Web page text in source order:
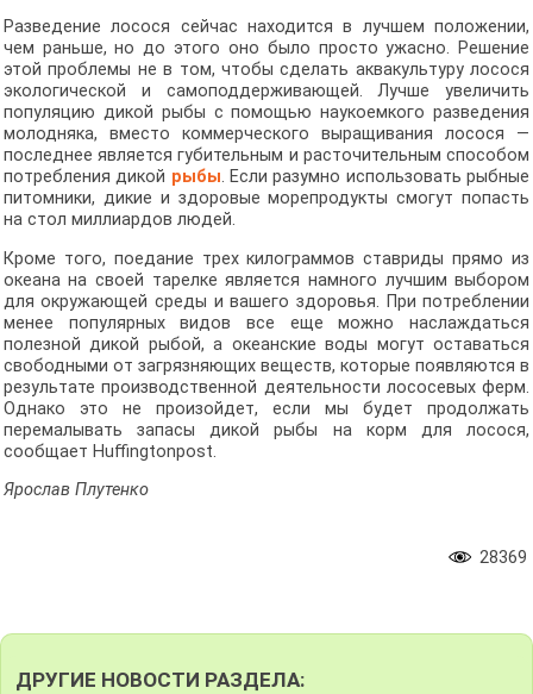
Разведение лосося сейчас находится в лучшем положении,
чем раньше, но до этого оно было просто ужасно. Решение
этой проблемы не в том, чтобы сделать аквакультуру лосося
экологической и самоподдерживающей. Лучше увеличить
популяцию дикой рыбы с помощью наукоемкого разведения
молодняка, вместо коммерческого выращивания лосося —
последнее является губительным и расточительным способом
потребления дикой рыбы. Если разумно использовать рыбные
питомники, дикие и здоровые морепродукты смогут попасть
на стол миллиардов людей.
Кроме того, поедание трех килограммов ставриды прямо из
океана на своей тарелке является намного лучшим выбором
для окружающей среды и вашего здоровья. При потреблении
менее популярных видов все еще можно наслаждаться
полезной дикой рыбой, а океанские воды могут оставаться
свободными от загрязняющих веществ, которые появляются в
результате производственной деятельности лососевых ферм.
Однако это не произойдет, если мы будет продолжать
перемалывать запасы дикой рыбы на корм для лосося,
сообщает Huffingtonpost.
Ярослав Плутенко
28369
ДРУГИЕ НОВОСТИ РАЗДЕЛА: